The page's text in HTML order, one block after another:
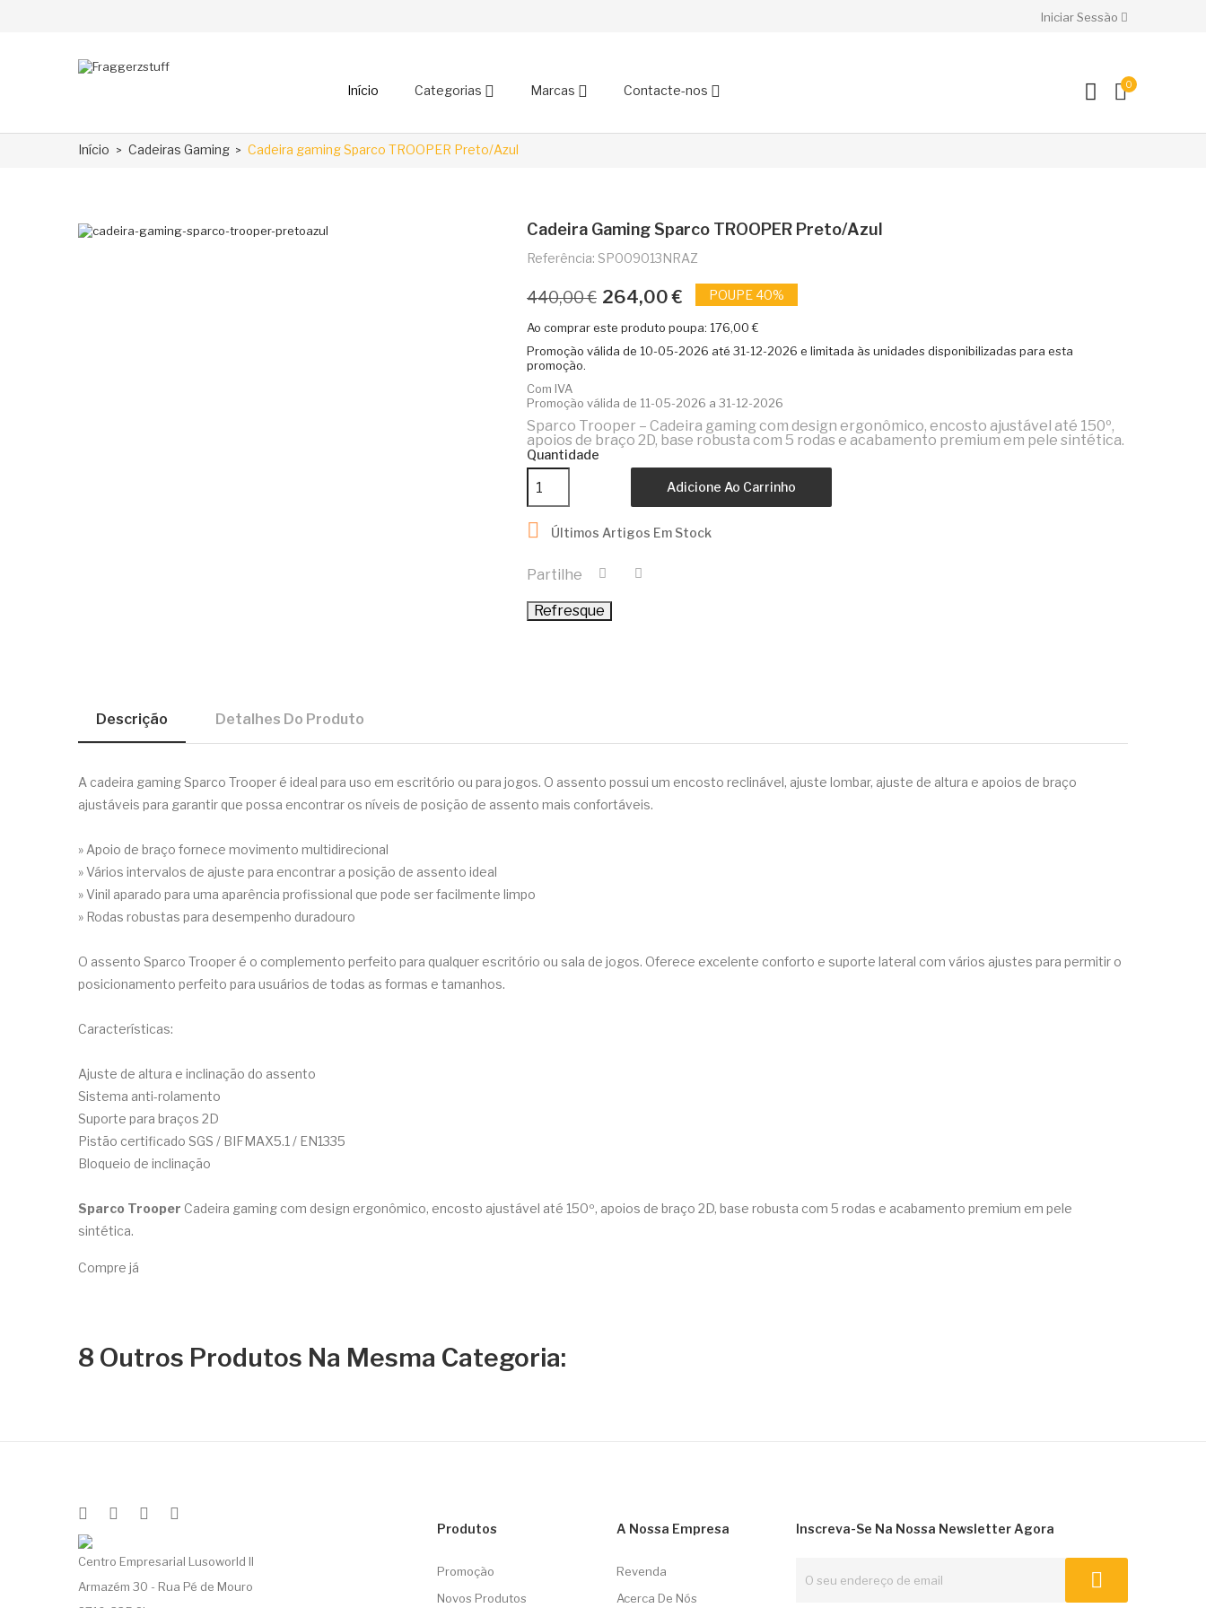
Iniciar Sessão
Início Categorias Marcas Contacte-nos 0
Início Cadeiras Gaming Cadeira gaming Sparco TROOPER Preto/Azul
Cadeira Gaming Sparco TROOPER Preto/Azul
Referência: SP009013NRAZ
440,00 € 264,00 € POUPE 40%
Ao comprar este produto poupa: 176,00 €
Promoção válida de 10-05-2026 até 31-12-2026 e limitada às unidades disponibilizadas para esta
promoção.
Com IVA
Promoção válida de 11-05-2026 a 31-12-2026
Sparco Trooper – Cadeira gaming com design ergonômico, encosto ajustável até 150º,
apoios de braço 2D, base robusta com 5 rodas e acabamento premium em pele sintética.
Quantidade
Adicione Ao Carrinho
 Últimos Artigos Em Stock
Partilhe
Descrição Detalhes Do Produto
A cadeira gaming Sparco Trooper é ideal para uso em escritório ou para jogos. O assento possui um encosto reclinável, ajuste lombar, ajuste de altura e apoios de braço
ajustáveis para garantir que possa encontrar os níveis de posição de assento mais confortáveis.
» Apoio de braço fornece movimento multidirecional
» Vários intervalos de ajuste para encontrar a posição de assento ideal
» Vinil aparado para uma aparência profissional que pode ser facilmente limpo
» Rodas robustas para desempenho duradouro
O assento Sparco Trooper é o complemento perfeito para qualquer escritório ou sala de jogos. Oferece excelente conforto e suporte lateral com vários ajustes para permitir o
posicionamento perfeito para usuários de todas as formas e tamanhos.
Características:
Ajuste de altura e inclinação do assento
Sistema anti-rolamento
Suporte para braços 2D
Pistão certificado SGS / BIFMAX5.1 / EN1335
Bloqueio de inclinação
Sparco Trooper Cadeira gaming com design ergonômico, encosto ajustável até 150º, apoios de braço 2D, base robusta com 5 rodas e acabamento premium em pele
sintética.
Compre já
8 Outros Produtos Na Mesma Categoria:
Centro Empresarial Lusoworld II
Armazém 30 - Rua Pé de Mouro
Produtos
Promoção
Novos Produtos
A Nossa Empresa
Revenda
Acerca De Nós
Inscreva-Se Na Nossa Newsletter Agora